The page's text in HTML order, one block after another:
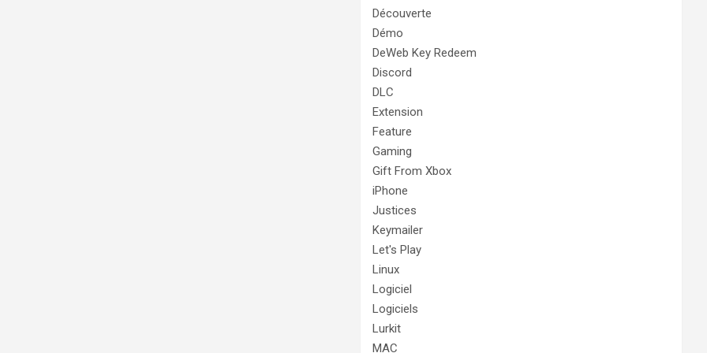
Découverte
Démo
DeWeb Key Redeem
Discord
DLC
Extension
Feature
Gaming
Gift From Xbox
iPhone
Justices
Keymailer
Let's Play
Linux
Logiciel
Logiciels
Lurkit
MAC